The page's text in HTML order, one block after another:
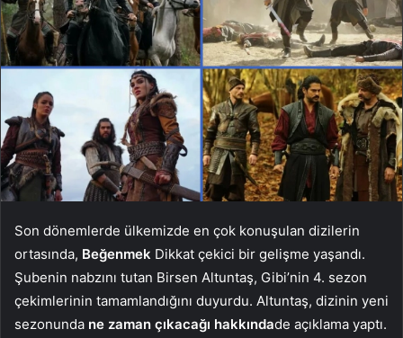
Son dönemlerde ülkemizde en çok konuşulan dizilerin
ortasında, Beğenmek Dikkat çekici bir gelişme yaşandı.
Şubenin nabzını tutan Birsen Altuntaş, Gibi’nin 4. sezon
çekimlerinin tamamlandığını duyurdu. Altuntaş, dizinin yeni
sezonunda ne zaman çıkacağı hakkındade açıklama yaptı.